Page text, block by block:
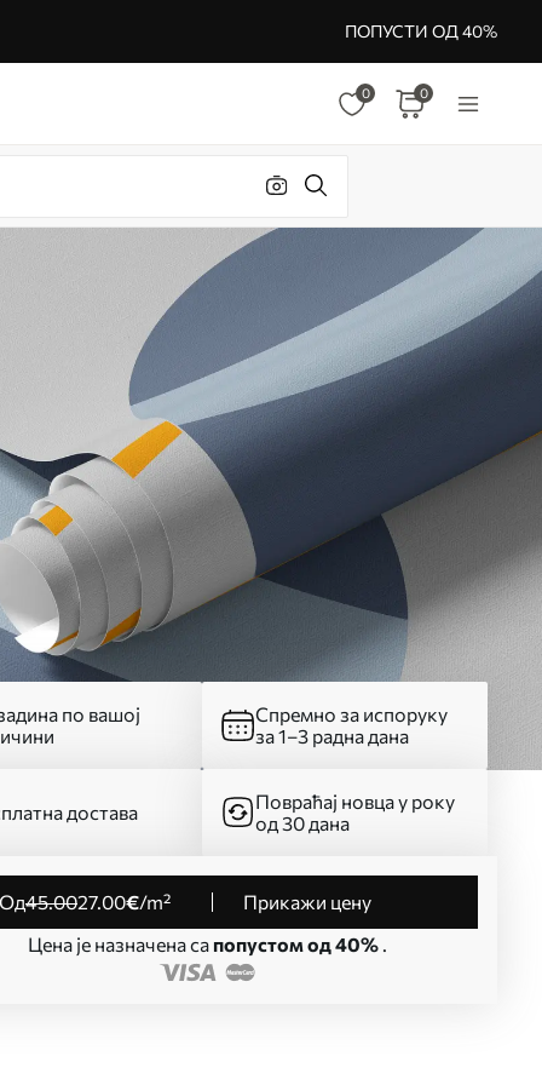
ПОПУСТИ ОД 40%
0 0
по вашој
Спремно за испоруку
за 1–3 радна дана
достава
Повраћај новца у року
од 30 дана
од45.0027.00€/m²
Прикажи цену
Цена је назначена са попустом од 40%.